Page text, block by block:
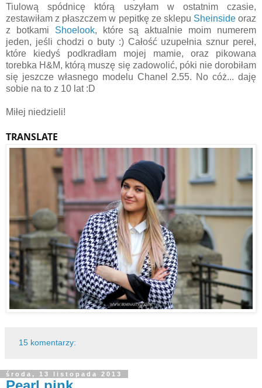
Tiulową spódnicę którą uszyłam w ostatnim czasie,
zestawiłam z płaszczem w pepitkę ze sklepu Sheinsideoraz
z botkami Shoelook, które są aktualnie moim numerem
jeden, jeśli chodzi o buty :) Całość uzupełnia sznur pereł,
które kiedyś podkradłam mojej mamie, oraz pikowana
torebka H&M, którą muszę się zadowolić, póki nie dorobiłam
się jeszcze własnego modelu Chanel 2.55. No cóż... daję
sobie na to z 10 lat :D
Miłej niedzieli!
TRANSLATE
15 komentarzy:
środa, 13 listopada 2013